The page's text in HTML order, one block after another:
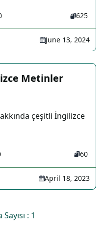
625
June 13, 2024
Metinler
çeşitli İngilizce
60
April 18, 2023
: 1